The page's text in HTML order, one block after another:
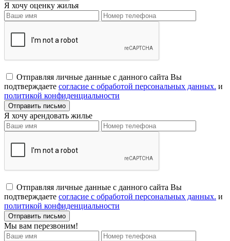
Я хочу оценку жилья
Отправляя личные данные с данного сайта Вы
подтверждаете согласие с обработой персональных данных. и
политикой конфиденциальности
Я хочу арендовать жилье
Отправляя личные данные с данного сайта Вы
подтверждаете согласие с обработой персональных данных. и
политикой конфиденциальности
Мы вам перезвоним!